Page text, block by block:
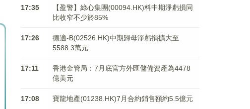
17:35
【盈警】綠心集團(00094.HK)料中期淨虧損同
比收窄不少於85%
17:26
德適-B(02526.HK)中期歸母淨虧損擴大至
5588.3萬元
17:11
香港金管局：7月底官方外匯儲備資產為4478
億美元
17:08 寶龍地產(01238.HK)7月合約銷售額約5.5億元